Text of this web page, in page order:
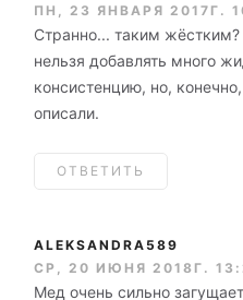
ПН, 23 ЯНВАРЯ 2017Г.
Странно... таким
нельзя добавлять много
консистенцию, но,
описали.
ОТВЕТИТЬ
ALEKSANDRA589
СР, 20 ИЮНЯ 2018Г.
Мед очень сильно